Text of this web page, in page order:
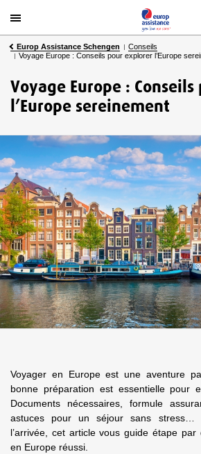
Europ Assistance Schengen
Conseils
Voyage Europe : Conseils pour explorer l’Europe
Voyage Europe :
l’Europe sereinement
Voyager en Europe est une aventure
bonne préparation est essentielle pour
Documents nécessaires, formule
astuces pour un séjour sans stress…
l’arrivée, cet article vous guide étape
en Europe réussi.